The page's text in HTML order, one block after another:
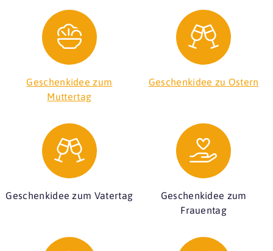
Geschenkidee zum
Muttertag
Geschenkidee zu Ostern
Geschenkidee zum Vatertag
Geschenkidee zum
Frauentag